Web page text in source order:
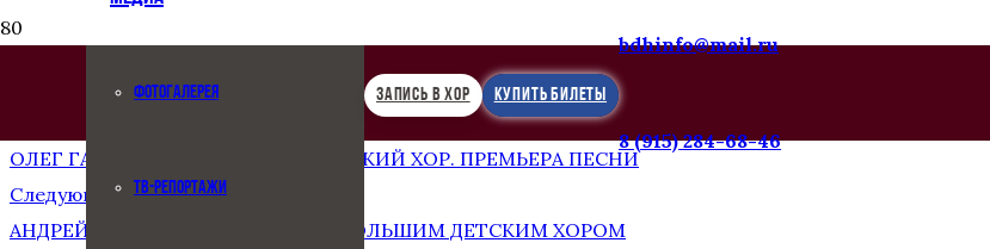
ФОТОГАЛЕРЕЯ
ТВ-РЕПОРТАЖИ
ЗАПИСЬ В ХОР КУПИТЬ БИЛЕТЫ
bdhinfo@mail.ru
8 (915) 284-68-46
ОЛЕГ ГАЗМАНОВ И БОЛЬШОЙ ДЕТСКИЙ ХОР. ПРЕМЬЕРА ПЕСНИ
Следующая запись
АНДРЕЙ МАЛАХОВ ДИРИЖИРУЕТ БОЛЬШИМ ДЕТСКИМ ХОРОМ